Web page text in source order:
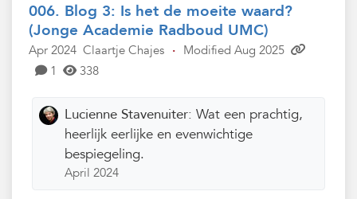
006. Blog 3: Is het de moeite waard?
(Jonge Academie Radboud UMC)
Apr 2024 Claartje Chajes · Modified Aug 2025
1
338
Lucienne Stavenuiter:Wat een prachtig,
heerlijk eerlijke en evenwichtige
bespiegeling.
April 2024